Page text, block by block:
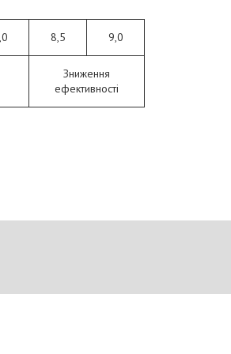
8,5 9,0
Зниження
ефективності